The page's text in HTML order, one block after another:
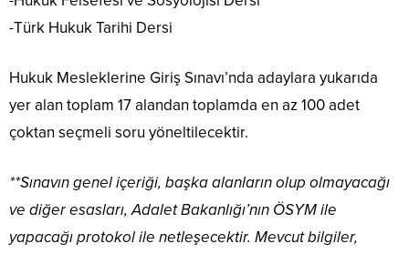
-Türk Hukuk Tarihi Dersi
Hukuk Mesleklerine Giriş Sınavı’nda adaylara yukarıda
yer alan toplam 17 alandan toplamda en az 100 adet
çoktan seçmeli soru yöneltilecektir.
**Sınavın genel içeriği, başka alanların olup olmayacağı
ve diğer esasları, Adalet Bakanlığı’nın ÖSYM ile
yapacağı protokol ile netleşecektir. Mevcut bilgiler,